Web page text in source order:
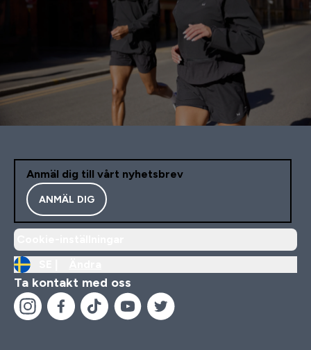
Anmäl dig till vårt nyhetsbrev
ANMÄL DIG
Ta kontakt med oss